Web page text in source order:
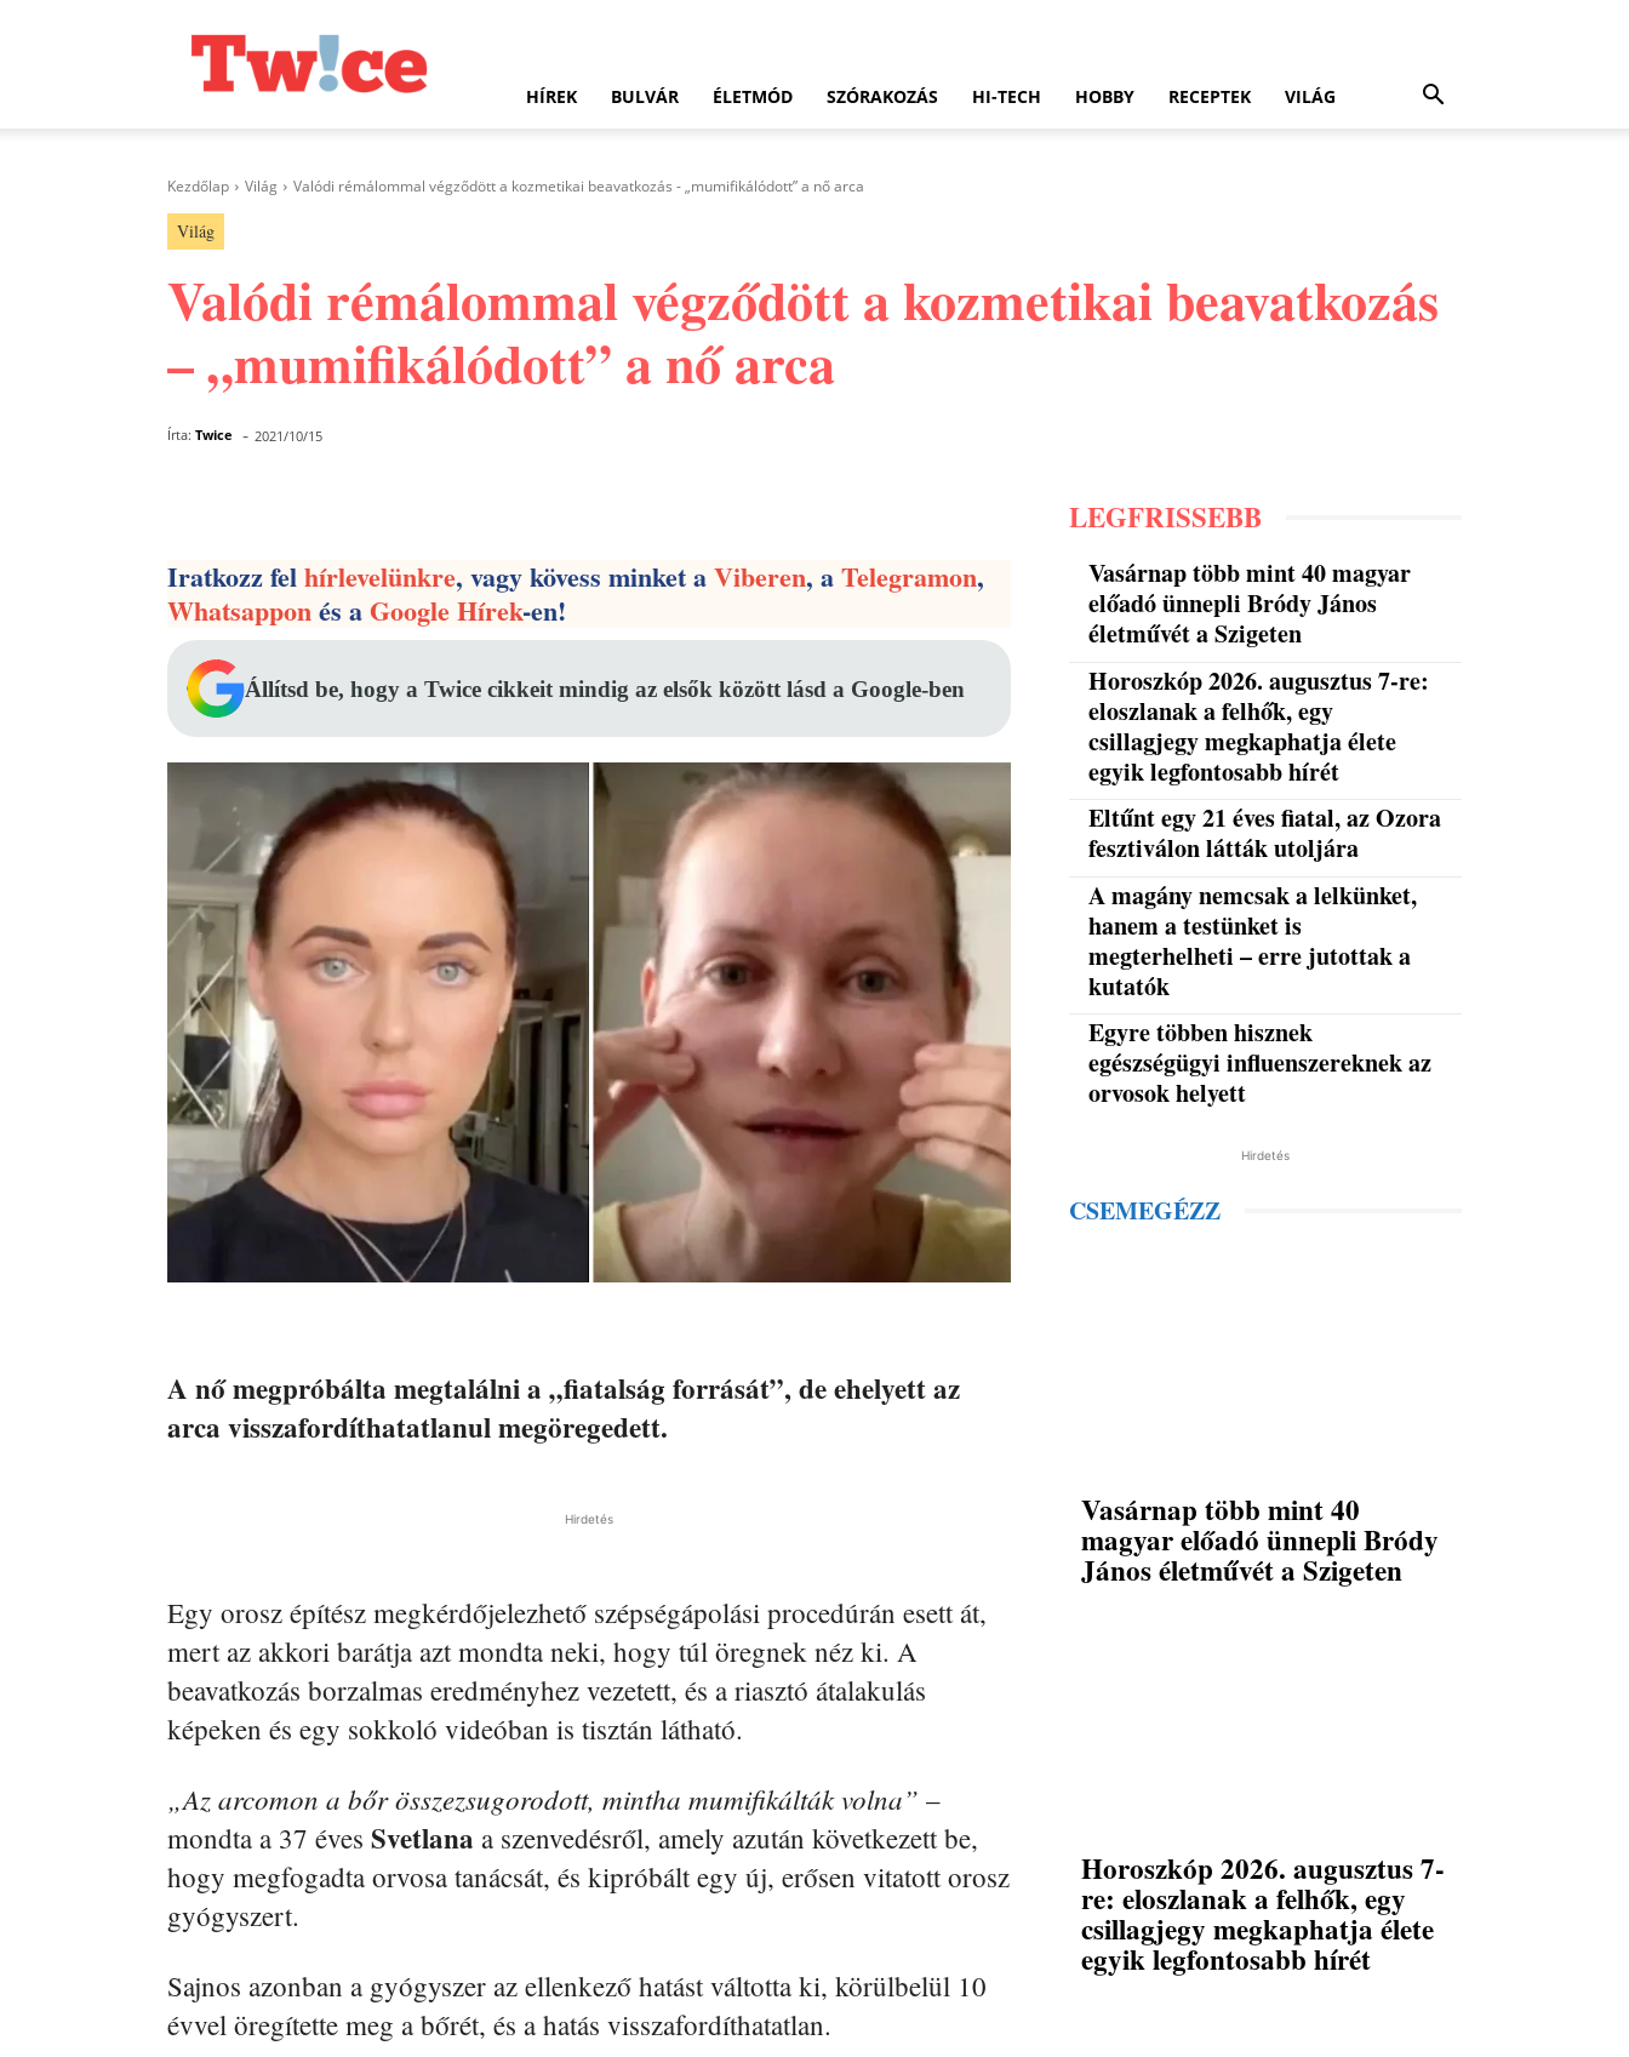
HÍREK BULVÁR ÉLETMÓD SZÓRAKOZÁS HI-TECH HOBBY RECEPTEK VILÁG
Kezdőlap Világ Valódi rémálommal végződött a kozmetikai beavatkozás - „mumifikálódott” a nő arca
Világ
Valódi rémálommal végződött a kozmetikai beavatkozás
– „mumifikálódott” a nő arca
Írta: Twice - 2021/10/15
Iratkozz felhírlevelünkre, vagy kövess minket aViberen, aTelegramon,
Whatsapponés aGoogle Hírek-en!
Állítsd be, hogy a Twice cikkeit mindig az elsők között lásd a Google-ben
A nő megpróbálta megtalálni a „fiatalság forrását”, de ehelyett az
arca visszafordíthatatlanul megöregedett.
Hirdetés
Egy orosz építész megkérdőjelezhető szépségápolási procedúrán esett át,
mert az akkori barátja azt mondta neki, hogy túl öregnek néz ki. A
beavatkozás borzalmas eredményhez vezetett, és a riasztó átalakulás
képeken és egy sokkoló videóban is tisztán látható.
„Az arcomon a bőr összezsugorodott, mintha mumifikálták volna” –
mondta a 37 éves Svetlana a szenvedésről, amely azután következett be,
hogy megfogadta orvosa tanácsát, és kipróbált egy új, erősen vitatott orosz
gyógyszert.
Sajnos azonban a gyógyszer az ellenkező hatást váltotta ki, körülbelül 10
évvel öregítette meg a bőrét, és a hatás visszafordíthatatlan.
LEGFRISSEBB
Vasárnap több mint 40 magyar
előadó ünnepli Bródy János
életművét a Szigeten
Horoszkóp 2026. augusztus 7-re:
eloszlanak a felhők, egy
csillagjegy megkaphatja élete
egyik legfontosabb hírét
Eltűnt egy 21 éves fiatal, az Ozora
fesztiválon látták utoljára
A magány nemcsak a lelkünket,
hanem a testünket is
megterhelheti – erre jutottak a
kutatók
Egyre többen hisznek
egészségügyi influenszereknek az
orvosok helyett
Hirdetés
CSEMEGÉZZ
Vasárnap több mint 40
magyar előadó ünnepli Bródy
János életművét a Szigeten
Horoszkóp 2026. augusztus 7-
re: eloszlanak a felhők, egy
csillagjegy megkaphatja élete
egyik legfontosabb hírét